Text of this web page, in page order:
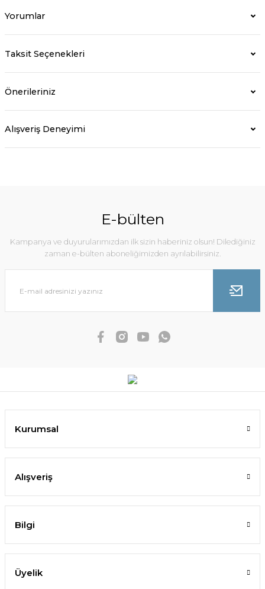
Yorumlar
Taksit Seçenekleri
Önerileriniz
Alışveriş Deneyimi
E-bülten
Kampanya ve duyurularımızdan ilk sizin haberiniz olsun! Dilediğiniz
zaman e-bülten aboneliğimizden ayrılabilirsiniz.
Kurumsal
Alışveriş
Bilgi
Üyelik